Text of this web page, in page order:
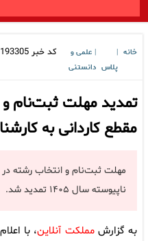
خانه
پلاس
علمی و
دانستنی
کد خبر 193305
تمدید مهلت ثبت‌نام
مقطع کاردانی به
مهلت ثبت‌نام و انتخاب رشته
ناپیوسته سال ۱۴۰۵ تمدید شد.
به گزارشمملکت آنلاین، با اعلام